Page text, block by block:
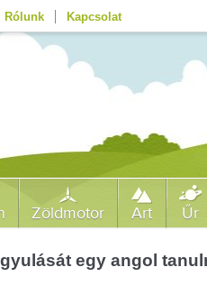
Rólunk Kapcsolat
Zöldmotor Art Űr
egy angol